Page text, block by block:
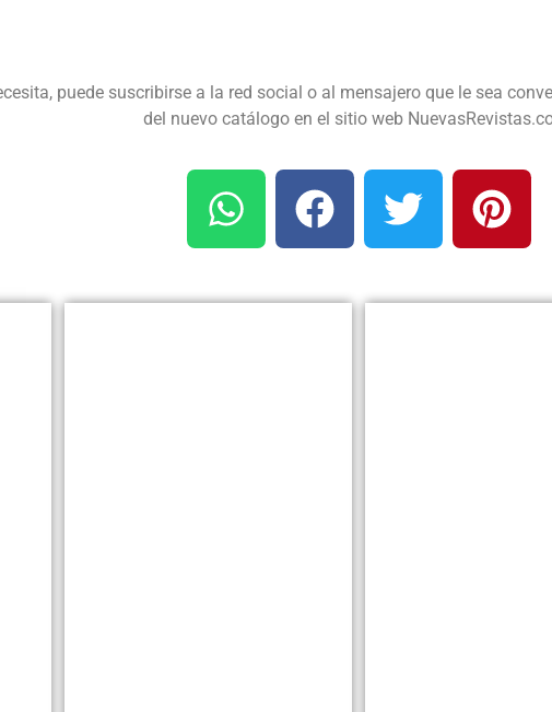
puede suscribirse a la red social o al mensajero que le sea
del nuevo catálogo en el sitio web